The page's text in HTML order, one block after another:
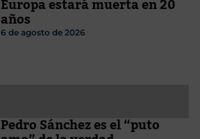
años
6 de agosto de 2026
Pedro Sánchez es el “puto